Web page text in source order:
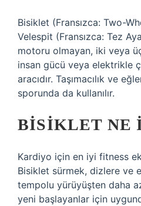
Bisiklet (Fransızca: Two-
Velespit (Fransızca: Tez
motoru olmayan, iki veya
insan gücü veya elektrikle
aracıdır. Taşımacılık ve
sporunda da kullanılır.
BISIKLET NE
Kardiyo için en iyi fitness
Bisiklet sürmek, dizlere ve
tempolu yürüyüşten daha
yeni başlayanlar için